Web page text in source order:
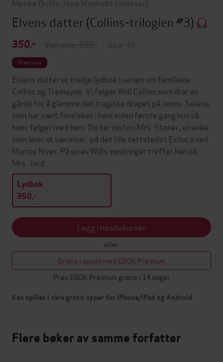
Merice Briffa Nina Woxholtt (innleser)
Elvens datter(Collins-trilogien #3)
350,- Veil. pris: 399,- Spar 49,-
Premium
Elvens datter er tredje lydbok i serien om familiene
Collins og Tremayne. Vi følger Will Collins som drar av
gårde for å glemme det tragiske drapet på Jenny. Selena,
som har vært forelsket i ham siden første gang hun så
ham, følger med ham. De tar inn hos Mrs. Stoner, en enke
som leier ut værelser, på det lille tettstedet Echuca ved
Murray River. På en av Wills vandringer treffer han på
Mrs. Jord…
Lydbok
350,-
Legg i handlekurven
eller
Gratis i appen med EBOK Premium
Prøv EBOK Premium gratis i 14 dager
Kan spilles i våre gratis apper for iPhone/iPad og Android
Flere bøker av samme forfatter